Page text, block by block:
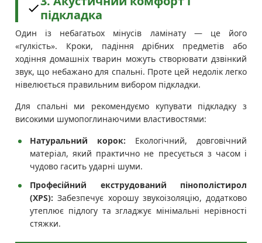
підкладка
Один із небагатьох мінусів ламінату — це його
«гулкість». Кроки, падіння дрібних предметів або
ходіння домашніх тварин можуть створювати дзвінкий
звук, що небажано для спальні. Проте цей недолік легко
нівелюється правильним вибором підкладки.
Для спальні ми рекомендуємо купувати підкладку з
високими шумопоглинаючими властивостями:
Натуральний корок: Екологічний, довговічний
матеріал, який практично не пресується з часом і
чудово гасить ударні шуми.
Професійний екструдований пінополістирол
(XPS): Забезпечує хорошу звукоізоляцію, додатково
утеплює підлогу та згладжує мінімальні нерівності
стяжки.